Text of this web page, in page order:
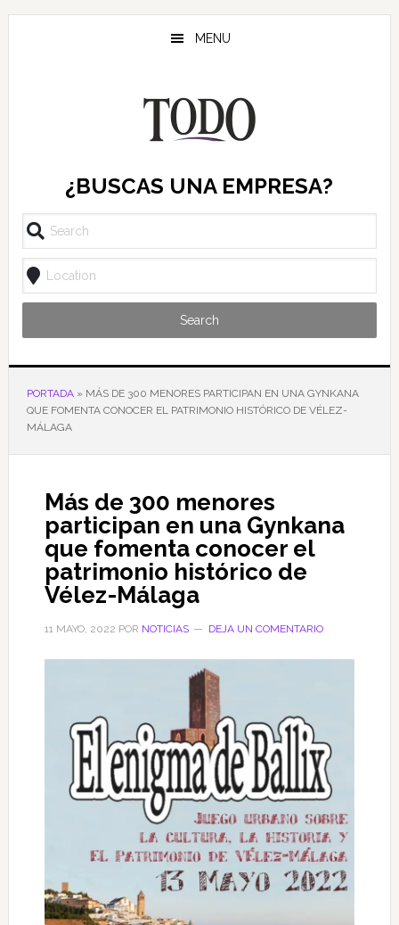
Saltar
Saltar
Saltar
MENU
¿BUSCAS UNA EMPRESA?
Search
PORTADA» MÁS DE 300 MENORES PARTICIPAN EN UNA GYNKANA
QUE FOMENTA CONOCER EL PATRIMONIO HISTÓRICO DE VÉLEZ-
MÁLAGA
Más de 300 menores
participan en una Gynkana
que fomenta conocer el
patrimonio histórico de
Vélez-Málaga
11 MAYO, 2022 POR NOTICIAS DEJA UN COMENTARIO